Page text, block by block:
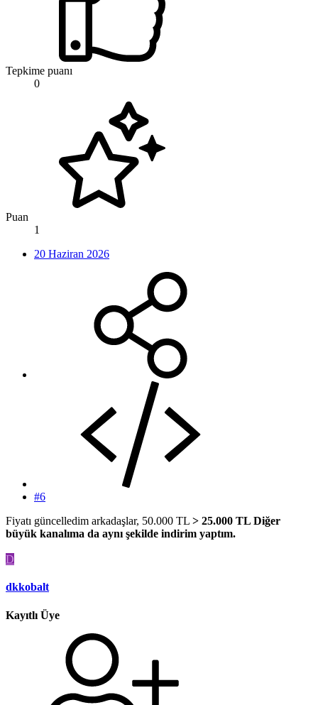
Tepkime puanı
0
Puan
1
20 Haziran 2026
#6
Fiyatı güncelledim arkadaşlar, 50.000 TL > 25.000 TL Diğer
büyük kanalıma da aynı şekilde indirim yaptım.
D
dkkobalt
Kayıtlı Üye